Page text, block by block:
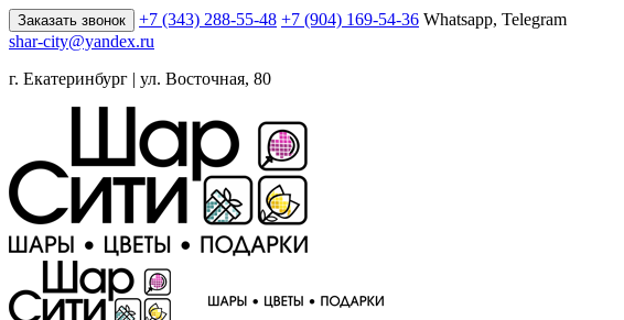
Заказать звонок +7 (343) 288-55-48 +7 (904) 169-54-36 Whatsapp, Telegram
shar-city@yandex.ru
г. Екатеринбург | ул. Восточная, 80